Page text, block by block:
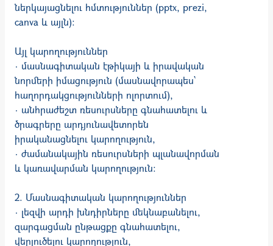
ներկայացնելու հմտություններ (pptx, prezi,
canva և այլն):
Այլ կարողություններ
· մասնագիտական էթիկայի և իրավական
նորմերի իմացություն (մասնավո­րապես`
հաղորդա­կցու­թյուն­ների ոլորտում),
· անհրաժեշտ ռեսուրսները գնահատելու և
ծրագրերը արդյունավետորեն
իրականացնելու կարողություն,
· ժամանակային ռեսուրսների պլանավորման
և կառավարման կարողություն:
2. Մասնագիտական կարողություններ
· լեզվի արդի խնդիրները մեկնաբանելու,
զարգացման ընթացքը գնահատելու,
վերլուծելու կարողություն,